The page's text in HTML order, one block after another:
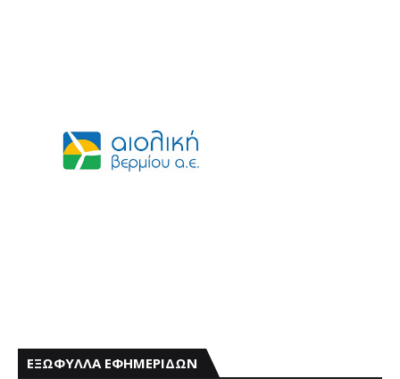
ΕΞΩΦΥΛΛΑ ΕΦΗΜΕΡΙΔΩΝ